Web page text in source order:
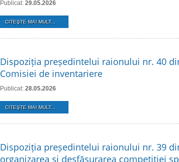
Publicat: 29.05.2026
CITEŞTE MAI MULT...
Dispoziția președintelui raionului nr. 40
Comisiei de inventariere
Publicat: 28.05.2026
CITEŞTE MAI MULT...
Dispoziția președintelui raionului nr. 39
organizarea și desfășurarea competiției